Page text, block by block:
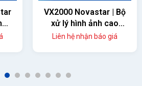
VX2000 Novastar | Bộ
xử lý hình ảnh cao
cấp
Liên hệ nhận báo giá
3 4 5 6 7 8 9